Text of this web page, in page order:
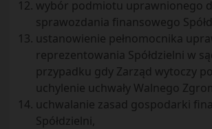
wybór podmiotu uprawnionego
sprawozdania finansowego
ustanowienie pełnomocnika
reprezentowania Spółdzielni w
przypadku gdy Zarząd wytoczy
uchylenie uchwały Walnego
uchwalanie zasad gospodarki
Spółdzielni,